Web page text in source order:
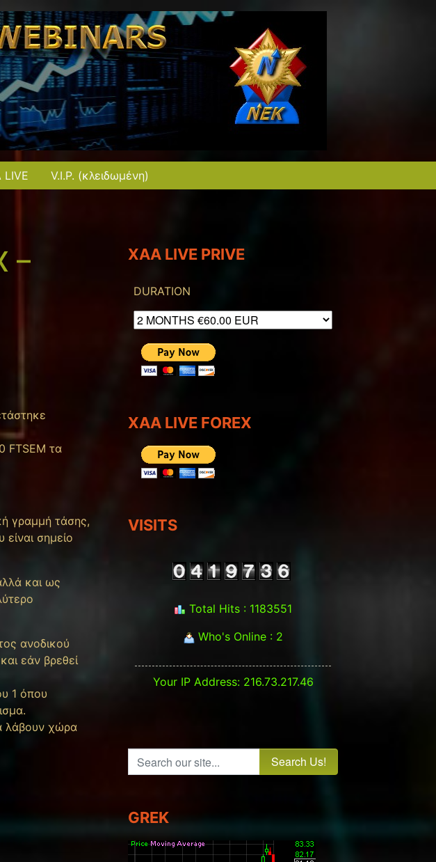
LIVE V.I.P. (κλειδωμένη)
–
FTSEM τα
γραμμή τάσης,
σημείο
και ως
ανοδικού
εάν βρεθεί
1 όπου
λάβουν χώρα
XAA LIVE PRIVE
DURATION
XAA LIVE FOREX
VISITS
Total Hits : 1183551
Who's Online : 2
Your IP Address: 216.73.217.46
Search our site...
GREK